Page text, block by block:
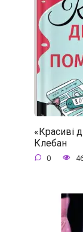
«Красиві
Клебан
0